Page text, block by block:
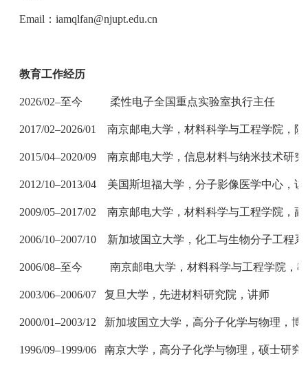
Email ： iamqlfan@njupt.edu.cn
教育工作经历
2026/02–至今 柔性电子全国重点实验室执行主任
2017/02–2026/01 南京邮电大学，材料科学与工程学院，院
2015/04–2020/09 南京邮电大学，信息材料与纳米技术研
2012/10–2013/04 美国斯坦福大学，分子影像医学中心，访
2009/05–2017/02 南京邮电大学，材料科学与工程学院，副
2006/10–2007/10 新加坡国立大学，化工与生物分子工程
2006/08–至今 南京邮电大学，材料科学与工程学院，
2003/06–2006/07 复旦大学，先进材料研究院，讲师
2000/01–2003/12 新加坡国立大学，高分子化学与物理，博
1996/09–1999/06 南京大学，高分子化学与物理，硕士研究